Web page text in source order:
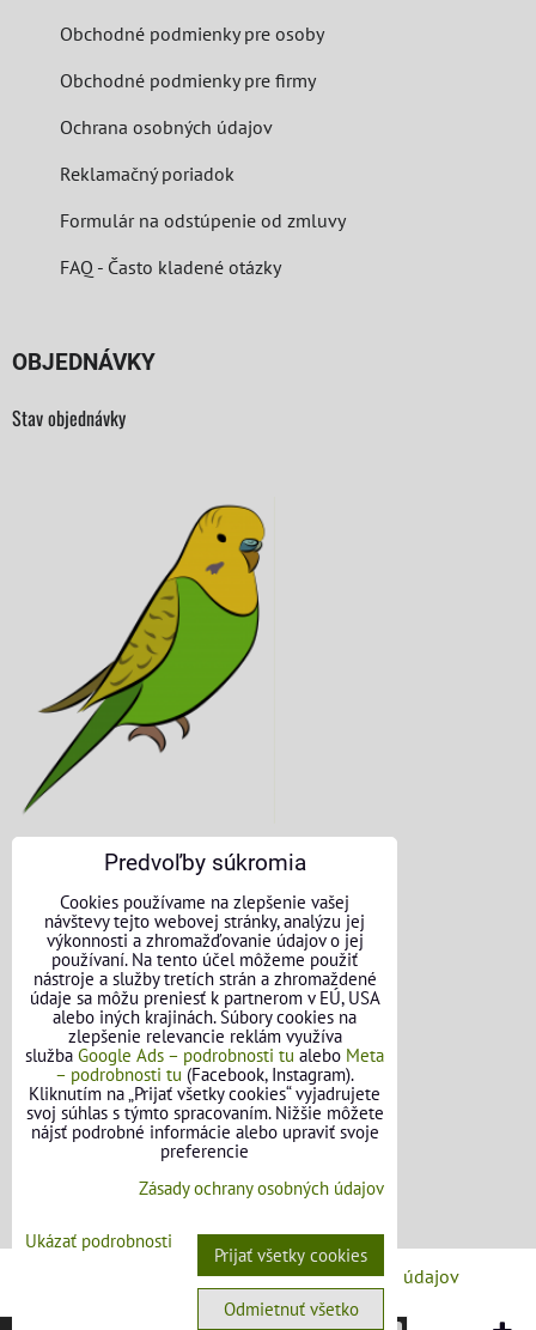
Obchodné podmienky pre osoby
Obchodné podmienky pre firmy
Ochrana osobných údajov
Reklamačný poriadok
Formulár na odstúpenie od zmluvy
FAQ - Často kladené otázky
OBJEDNÁVKY
Stav objednávky
KONTAKTNÉ ÚDAJE
O nás
Kontakt
Požičovňa náradia
Názory našich zákazníkov
Mapa stránok
SLEDUJTE NÁS
Facebook
Zásady ochrany osobných údajov
Predvoľby súkromia
Cookies používame na zlepšenie vašej
návštevy tejto webovej stránky, analýzu jej
výkonnosti a zhromažďovanie údajov o jej
používaní. Na tento účel môžeme použiť
nástroje a služby tretích strán a zhromaždené
údaje sa môžu preniesť k partnerom v EÚ, USA
alebo iných krajinách. Súbory cookies na
zlepšenie relevancie reklám využíva
služba Google Ads – podrobnosti tu alebo Meta
– podrobnosti tu (Facebook, Instagram).
Kliknutím na „Prijať všetky cookies“ vyjadrujete
svoj súhlas s týmto spracovaním. Nižšie môžete
nájsť podrobné informácie alebo upraviť svoje
preferencie
Zásady ochrany osobných údajov
Ukázať podrobnosti
Prijať všetky cookies
Odmietnuť všetko